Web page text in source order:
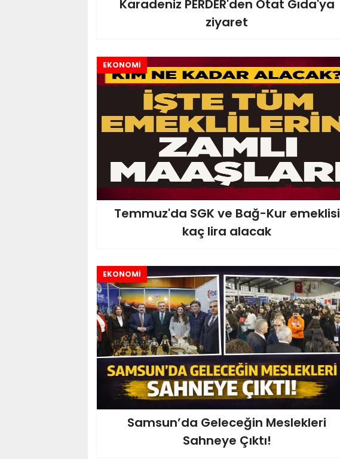
Karadeniz PERDER'den Otat Gıda'ya
ziyaret
EKONOMİ
Temmuz'da SGK ve Bağ-Kur emeklisi
kaç lira alacak
EKONOMİ
Samsun’da Geleceğin Meslekleri
Sahneye Çıktı!